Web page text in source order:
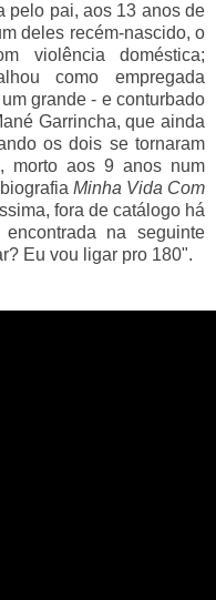
pelo pai, aos 13 anos de
deles recém-nascido, o
violência doméstica;
como empregada
grande - e conturbado
Garrincha, que ainda
os dois se tornaram
morto aos 9 anos num
Minha Vida Com
fora de catálogo há
Eu vou ligar pro 180".